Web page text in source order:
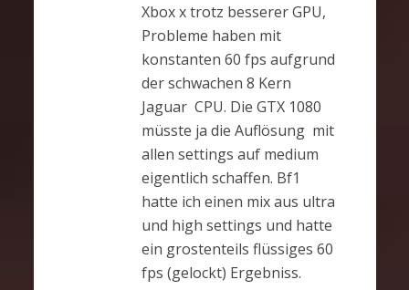
Xbox x trotz besserer GPU,
Probleme haben mit
konstanten 60 fps aufgrund
der schwachen 8 Kern
Jaguar CPU. Die GTX 1080
müsste ja die Auflösung mit
allen settings auf medium
eigentlich schaffen. Bf1
hatte ich einen mix aus ultra
und high settings und hatte
ein grostenteils flüssiges 60
fps (gelockt) Ergebniss.